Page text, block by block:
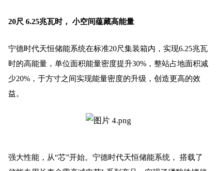
20尺 6.25兆瓦时， 小空间蕴藏高能量
宁德时代天恒储能系统在标准20尺集装箱内，实现6.25兆瓦
时的高能量，单位面积能量密度提升30%，整站占地面积减
少20%，于方寸之间实现能量密度的升级，创造更高的效
益。
强大性能，从“芯”开始。宁德时代天恒储能系统， 搭载了